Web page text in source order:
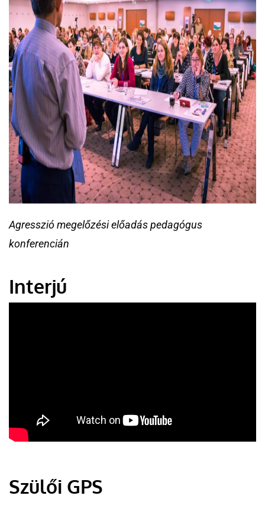
Agresszió megelőzési előadás pedagógus
konferencián
Interjú
Szülői GPS